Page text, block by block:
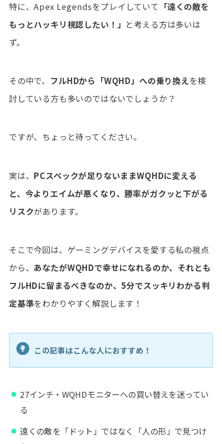
特に、Apex Legendsをプレイしていて 「遠くの敵を
もっとハッキリ視認したい！」 と考える方は多いは
ず。
その中で、 フルHDから「WQHD」への乗り換えを検
討している方も多いのではないでしょうか？
ですが、ちょっと待ってください。
実は、 PCスペックが足りないままWQHDに変える
と、今よりエイムが悪くなり、勝率がガクッと下がる
リスクがあります。
そこで今回は、ゲーミングデバイスを愛する私の視点
から、 あなたがWQHDで幸せになれるのか、それとも
フルHDに留まるべきなのか、5分でスッキリわかる判
定基準をわかりやすく解説します！
この記事はこんな人におすすめ！
27インチ・WQHDモニターへの買い替えを迷ってい
る
遠くの敵を「ドット」ではなく「人の形」で見つけ